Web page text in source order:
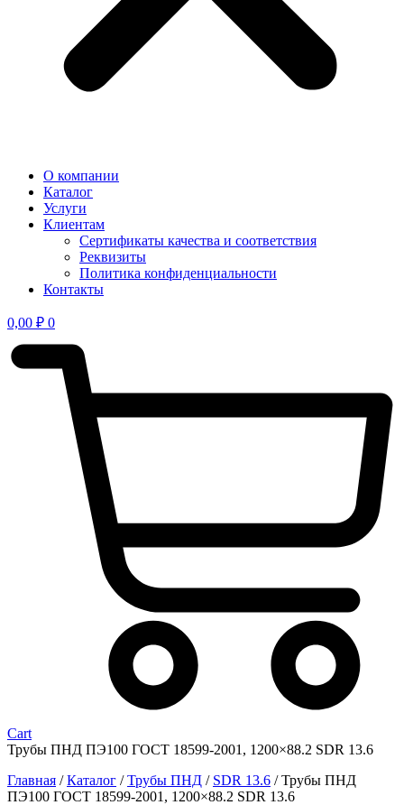
О компании
Каталог
Услуги
Клиентам
Сертификаты качества и соответствия
Реквизиты
Политика конфиден­циальности
Контакты
0,00 ₽ 0
Cart
Трубы ПНД ПЭ100 ГОСТ 18599-2001, 1200×88.2 SDR 13.6
Главная /Каталог /Трубы ПНД / SDR 13.6 /Трубы ПНД
ПЭ100 ГОСТ 18599-2001, 1200×88.2 SDR 13.6